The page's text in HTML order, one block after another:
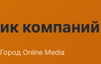
компаний
Online Media